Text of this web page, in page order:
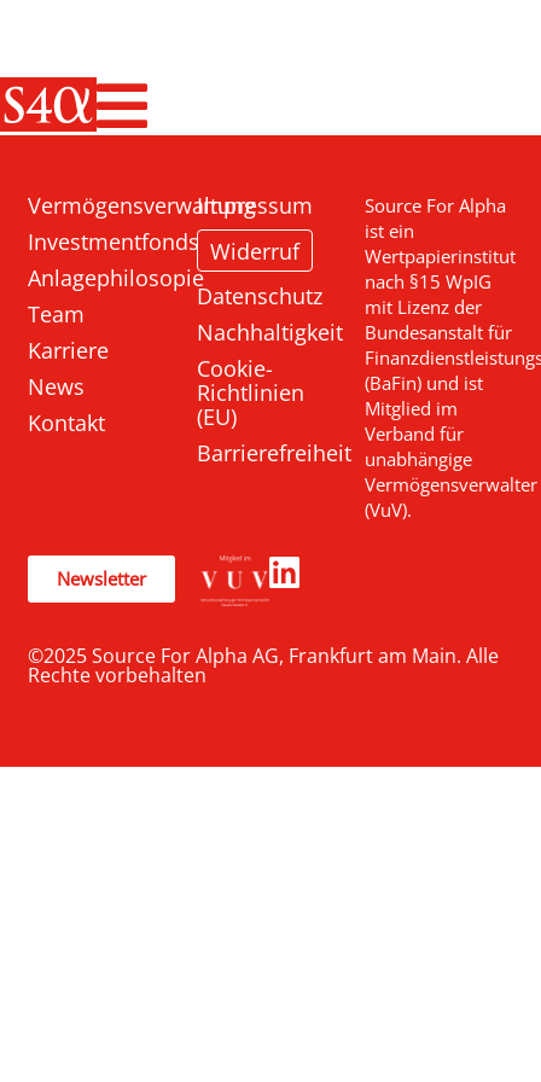
Haupt-
Vermögensverwaltung
Investmentfonds
Anlagephilosopie
Team
Karriere
News
Kontakt
Impressum
Widerruf
Datenschutz
Nachhaltigkeit
Cookie-
Richtlinien
(EU)
Barrierefreiheit
Source For Alpha
ist ein
Wertpapierinstitut
nach §15 WpIG
mit Lizenz der
Bundesanstalt für
(BaFin) und ist
Mitglied im
Verband für
unabhängige
Vermögensverwalter
(VuV).
Newsletter
©2025 Source For Alpha AG, Frankfurt am Main. Alle
Rechte vorbehalten